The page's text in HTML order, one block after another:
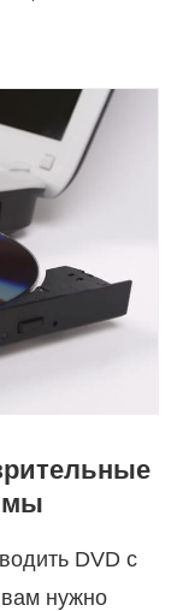
DVD с
нужно